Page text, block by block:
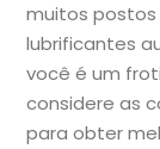
muitos
lubrificantes
você é um
considere as
para obter